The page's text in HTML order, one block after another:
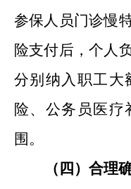
参保人员门诊慢
险支付后，个人
分别纳入职工大
险、 公务员医疗
围。
（四）合理